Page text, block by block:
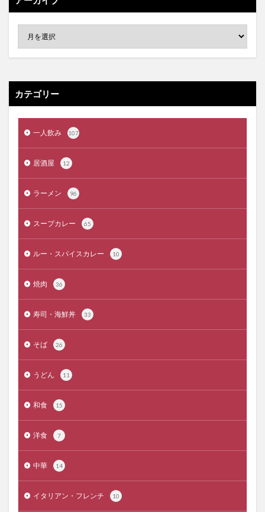
カテゴリー
一人飲み 107
居酒屋 12
ラーメン 96
スープカレー 65
ルー・スパイスカレー 10
焼肉 36
寿司・海鮮丼 33
そば 26
うどん 11
和食 15
洋食 7
中華 14
イタリアン・フレンチ 10